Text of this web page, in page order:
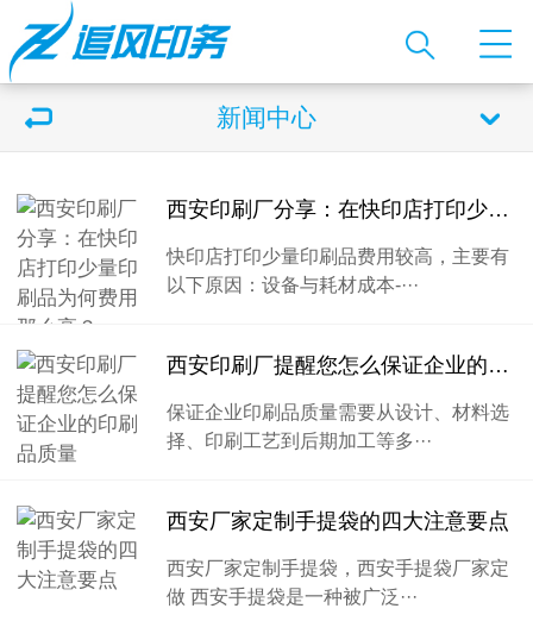
新闻中心
西安印刷厂分享：在快印店打印少量印刷品为何费用那么高？
快印店打印少量印刷品费用较高，主要有
以下原因：设备与耗材成本-···
西安印刷厂提醒您怎么保证企业的印刷品质量
保证企业印刷品质量需要从设计、材料选
择、印刷工艺到后期加工等多···
西安厂家定制手提袋的四大注意要点
西安厂家定制手提袋，西安手提袋厂家定
做 西安手提袋是一种被广泛···